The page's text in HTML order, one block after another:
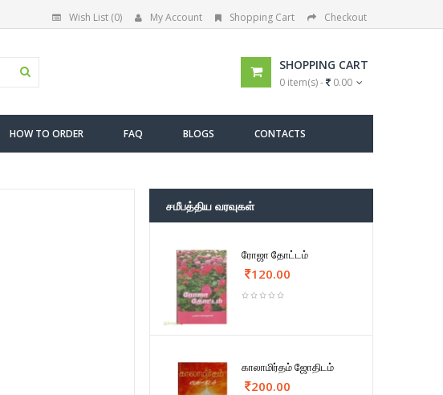
Wish List (0) My Account Shopping Cart Checkout
SHOPPING CART
0 item(s) - 0.00
HOW TO ORDER FAQ BLOGS CONTACTS
சமீபத்திய வரவுகள்
ரோஜா தோட்டம்
120.00
காலாமிர்தம் ஜோதிடம்
200.00